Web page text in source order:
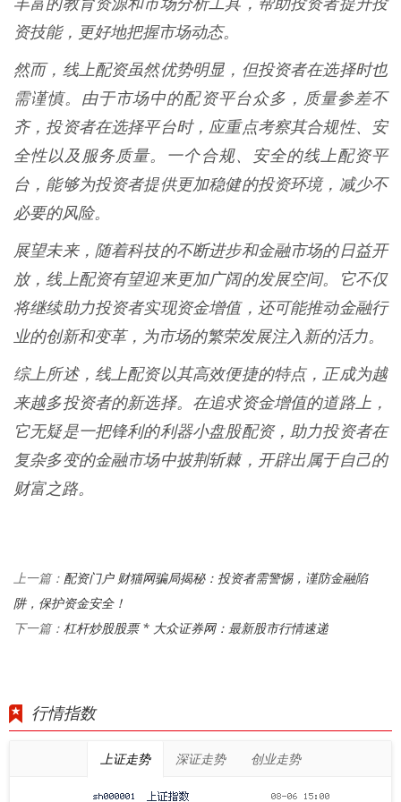
丰富的教育资源和市场分析工具，帮助投资者提升投
资技能，更好地把握市场动态。
然而，线上配资虽然优势明显，但投资者在选择时也
需谨慎。由于市场中的配资平台众多，质量参差不
齐，投资者在选择平台时，应重点考察其合规性、安
全性以及服务质量。一个合规、安全的线上配资平
台，能够为投资者提供更加稳健的投资环境，减少不
必要的风险。
展望未来，随着科技的不断进步和金融市场的日益开
放，线上配资有望迎来更加广阔的发展空间。它不仅
将继续助力投资者实现资金增值，还可能推动金融行
业的创新和变革，为市场的繁荣发展注入新的活力。
综上所述，线上配资以其高效便捷的特点，正成为越
来越多投资者的新选择。在追求资金增值的道路上，
它无疑是一把锋利的利器小盘股配资，助力投资者在
复杂多变的金融市场中披荆斩棘，开辟出属于自己的
财富之路。
上一篇： 配资门户 财猫网骗局揭秘：投资者需警惕，谨防金融陷
阱，保护资金安全！
下一篇： 杠杆炒股股票 * 大众证券网：最新股市行情速递
行情指数
上证走势 深证走势 创业走势